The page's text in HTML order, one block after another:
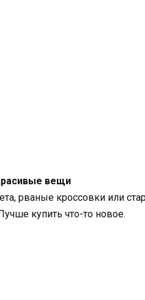
вещи
рваные кроссовки или
купить что-то новое.